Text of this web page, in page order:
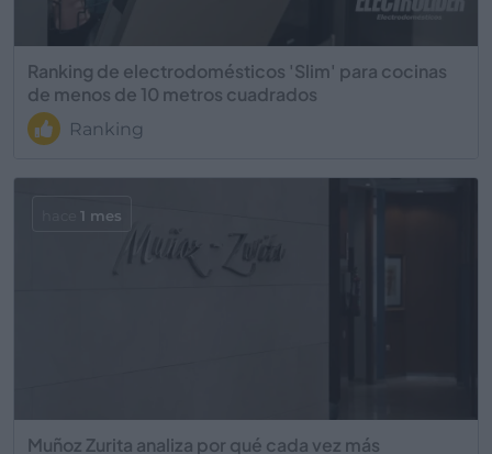
Ranking de electrodomésticos 'Slim' para cocinas
de menos de 10 metros cuadrados
Ranking
Muñoz Zurita analiza por qué cada vez más
1 mes